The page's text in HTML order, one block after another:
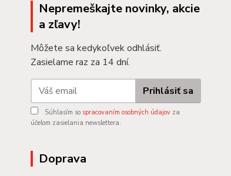
Nepremeškajte novinky, akcie
a zľavy!
Môžete sa kedykoľvek odhlásiť.
Zasielame raz za 14 dní.
Prihlásiť sa
Súhlasím so spracovaním osobných údajov za
účelom zasielania newslettera.
Doprava